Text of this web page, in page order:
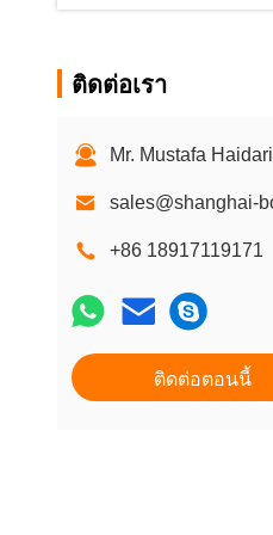
ติดต่อเรา
Mr. Mustafa Haidari
+86 18917119171
ติดต่อตอนนี้